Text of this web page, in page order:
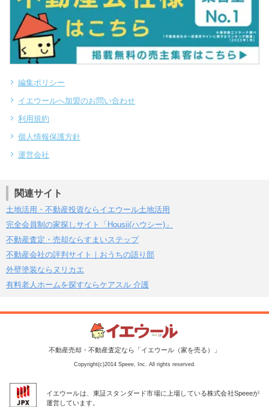
編集ポリシー
イエウールへ加盟のお問い合わせ
利用規約
個人情報保護方針
運営会社
関連サイト
土地活用・不動産投資ならイエウール土地活用
完全会員制の家探しサイト「Housii(ハウシー)」
不動産査定・売却ならすまいステップ
不動産会社の評判サイト｜おうちの語り部
外壁塗装ならヌリカエ
有料老人ホームを探すならケアスル 介護
不動産売却・不動産査定なら「イエウール（家を売る）」
Copyright(c)2014 Speee, Inc. All rights reserved.
イエウールは、東証スタンダード市場に上場している株式会社Speeeが
運営しています。